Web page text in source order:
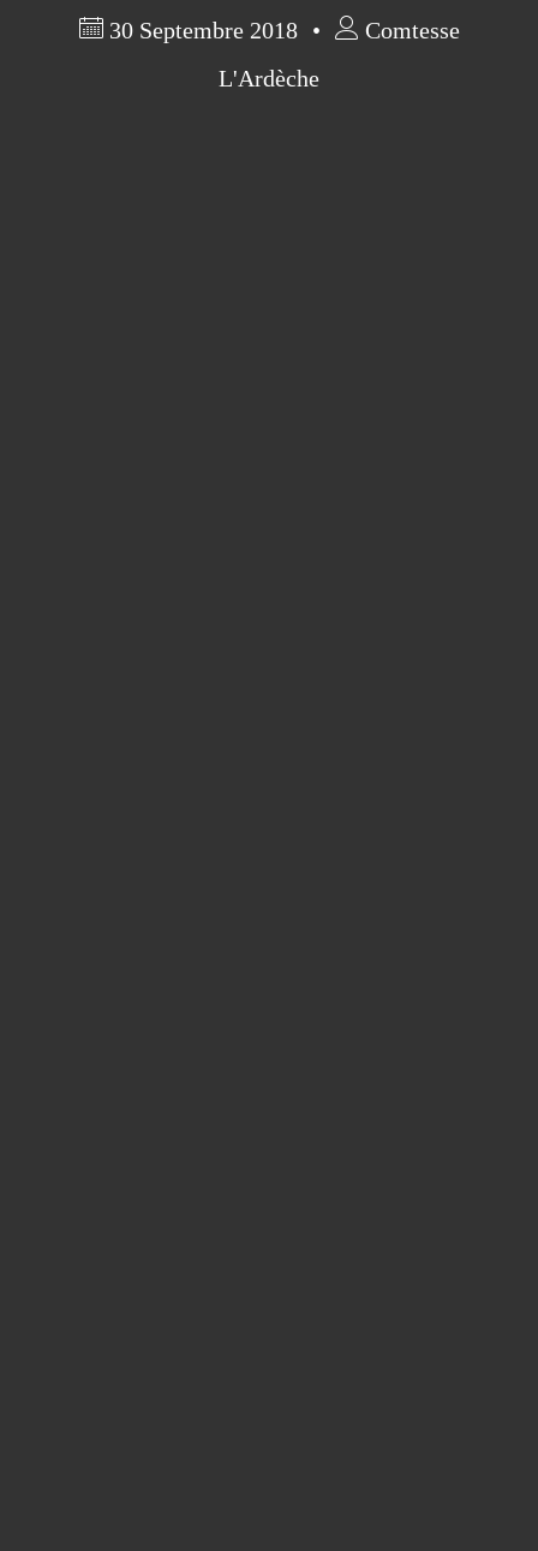
30 Septembre 2018
Comtesse
L'Ardèche